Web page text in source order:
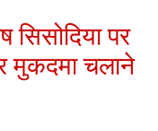
पर
मुकदमा चलाने